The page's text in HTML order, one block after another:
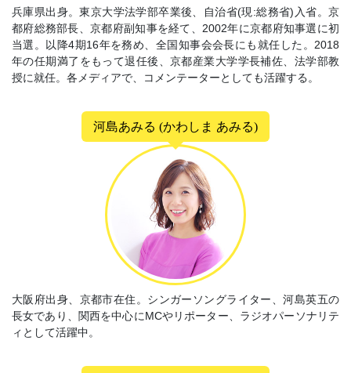
兵庫県出身。東京大学法学部卒業後、自治省(現:総務省)入省。京
都府総務部長、京都府副知事を経て、2002年に京都府知事選に初
当選。以降4期16年を務め、全国知事会会長にも就任した。2018
年の任期満了をもって退任後、京都産業大学学長補佐、法学部教
授に就任。各メディアで、コメンテーターとしても活躍する。
河島あみる (かわしま あみる)
大阪府出身、京都市在住。シンガーソングライター、河島英五の
長女であり、関西を中心にMCやリポーター、ラジオパーソナリテ
ィとして活躍中。